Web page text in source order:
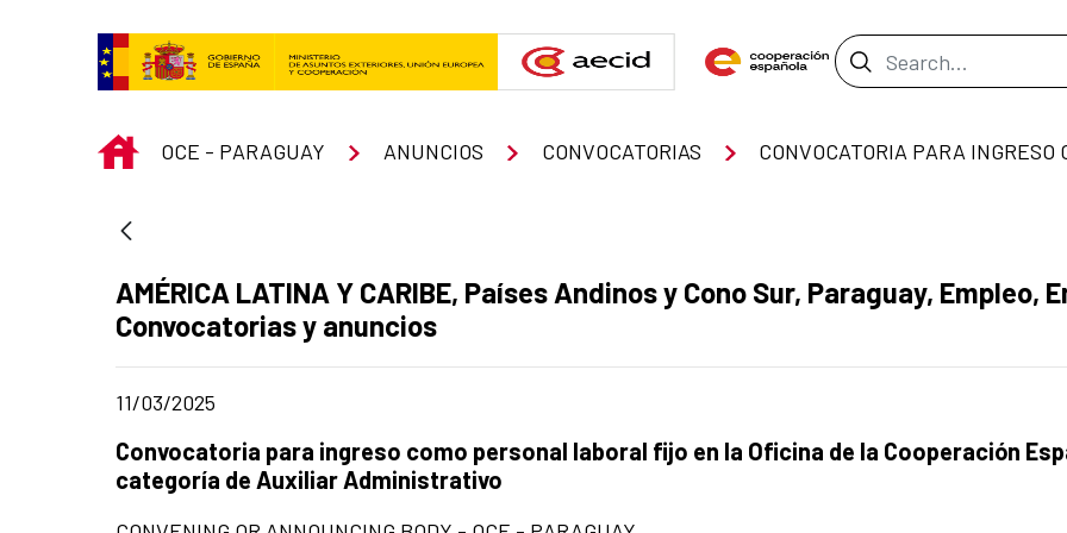
Search Bar
INICIO
OCE - PARAGUAY ANUNCIOS CONVOCATORIAS
Ad section:
AMÉRICA LATINA Y CARIBE, Países Andinos y Cono Sur, Paraguay, Empleo,
Convocatorias y anuncios
Date of publication of the news item
11/03/2025
Title of the announcement:
Convocatoria para ingreso como personal laboral fijo en la Oficina de la Cooperación
categoría de Auxiliar Administrativo